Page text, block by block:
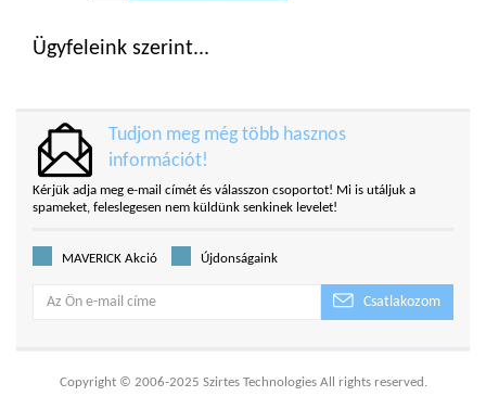
Ügyfeleink szerint...
Tudjon meg még több hasznos
információt!
Kérjük adja meg e-mail címét és válasszon csoportot! Mi is utáljuk a
spameket, feleslegesen nem küldünk senkinek levelet!
MAVERICK Akció Újdonságaink
Csatlakozom
Copyright © 2006-2025 Szirtes Technologies All rights reserved.